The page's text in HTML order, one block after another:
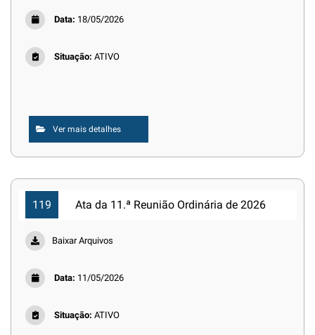
Data: 18/05/2026
Situação: ATIVO
Ver mais detalhes
119 Ata da 11.ª Reunião Ordinária de 2026
Baixar Arquivos
Data: 11/05/2026
Situação: ATIVO